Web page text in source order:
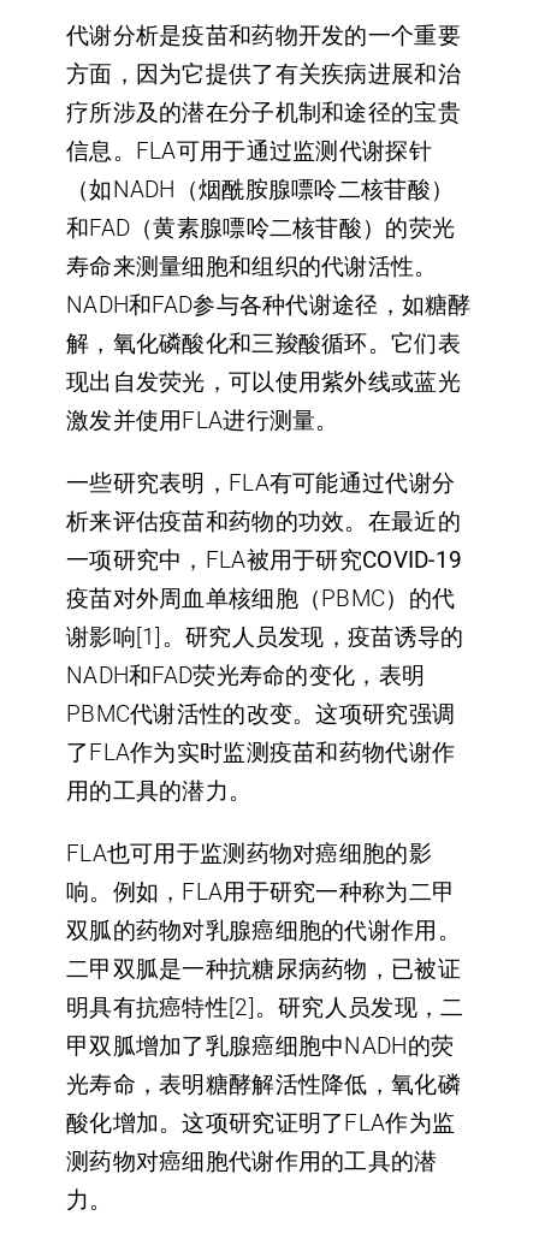
代谢分析是疫苗和药物开发的一个重要
方面，因为它提供了有关疾病进展和治
疗所涉及的潜在分子机制和途径的宝贵
信息。FLA可用于通过监测代谢探针
（如NADH（烟酰胺腺嘌呤二核苷酸）
和FAD（黄素腺嘌呤二核苷酸） 的荧光
寿命来测量细胞和组织的代谢活性。
NADH和FAD参与各种代谢途径，如糖酵
解，氧化磷酸化和三羧酸循环。它们表
现出自发荧光，可以使用紫外线或蓝光
激发并使用FLA进行测量。
一些研究表明，FLA有可能通过代谢分
析来评估疫苗和药物的功效。在最近的
一项研究中，FLA被用于研究COVID-19
疫苗对外周血单核细胞（PBMC）的代
谢影响[1]。研究人员发现，疫苗诱导的
NADH和FAD荧光寿命的变化，表明
PBMC代谢活性的改变。这项研究强调
了FLA作为实时监测疫苗和药物代谢作
用的工具的潜力。
FLA也可用于监测 药物对癌细胞的影
响。例如，FLA用于研究一种称为二甲
双胍的药物对乳腺癌细胞的代谢作用。
二甲双胍是一种抗糖尿病药物，已被证
明具有抗癌特性[2]。研究人员发现，二
甲双胍增加了乳腺癌细胞中NADH的荧
光寿命，表明糖酵解活性降低，氧化磷
酸化增加。这项研究证明了FLA作为监
测药物对癌细胞代谢作用的工具的潜
力。